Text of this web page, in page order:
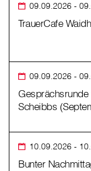
09.09.2026 -
TrauerCafe
09.09.2026 -
Scheibbs
10.09.2026 -
Bunter